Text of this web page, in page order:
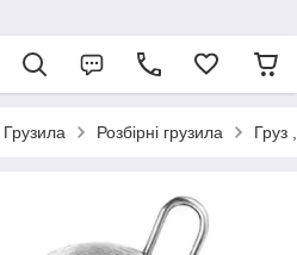
Грузила Розбірні грузила Груз